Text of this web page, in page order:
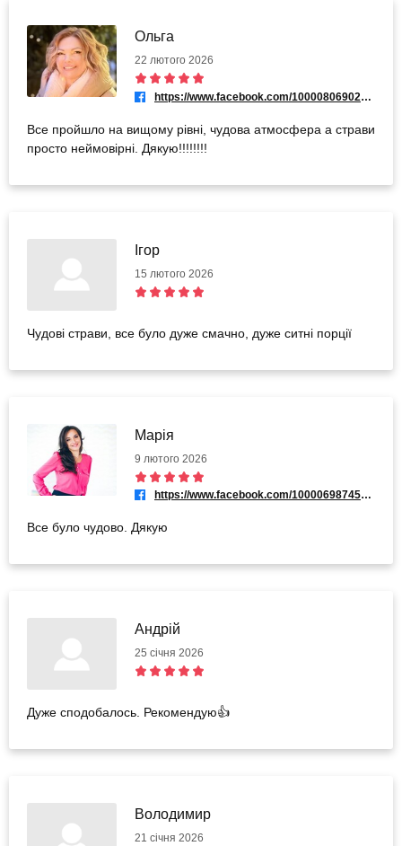
Ольга
22 лютого 2026
https://www.facebook.com/100008069020909
Все пройшло на вищому рівні, чудова атмосфера а страви
просто неймовірні. Дякую!!!!!!!!
Ігор
15 лютого 2026
Чудові страви, все було дуже смачно, дуже ситні порції
Марія
9 лютого 2026
https://www.facebook.com/100006987459304
Все було чудово. Дякую
Андрій
25 січня 2026
Дуже сподобалось. Рекомендую👍
Володимир
21 січня 2026